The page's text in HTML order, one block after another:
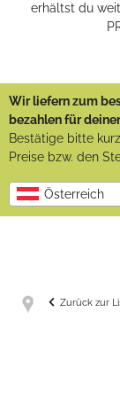
erhältst du
Wir liefern zum
bezahlen für
Bestätige bitte
Preise bzw. den
Österreich
Zurück zur